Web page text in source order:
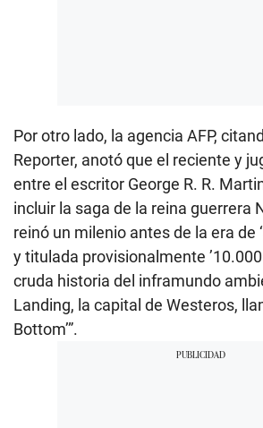
Por otro lado, la agencia AFP,
Reporter, anotó que el reciente y
entre el escritor George R. R.
incluir la saga de la reina guerrera
reinó un milenio antes de la era de
y titulada provisionalmente ’10.000
cruda historia del inframundo
Landing, la capital de Westeros,
Bottom’”.